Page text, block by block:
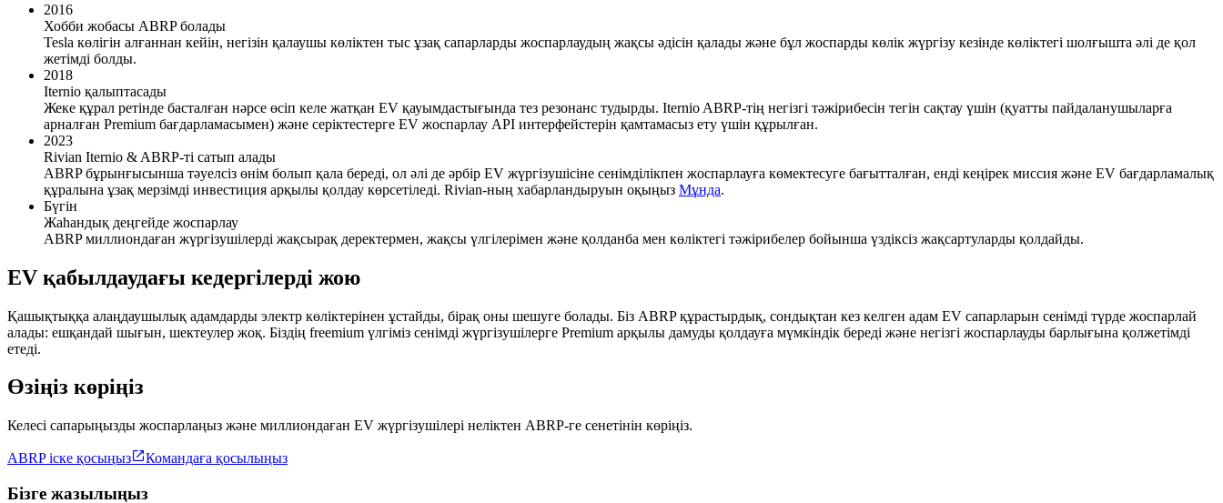
2016
Хобби жобасы ABRP болады
Tesla көлігін алғаннан кейін, негізін қалаушы көліктен тыс ұзақ сапарларды жоспарлаудың жақсы әдісін қалады және бұл жоспарды көлік жүргізу кезінде көліктегі шолғышта әлі де қол
жетімді болды.
2018
Iternio қалыптасады
Жеке құрал ретінде басталған нәрсе өсіп келе жатқан EV қауымдастығында тез резонанс тудырды. Iternio ABRP-тің негізгі тәжірибесін тегін сақтау үшін (қуатты пайдаланушыларға
арналған Premium бағдарламасымен) және серіктестерге EV жоспарлау API интерфейстерін қамтамасыз ету үшін құрылған.
2023
Rivian Iternio & ABRP-ті сатып алады
ABRP бұрынғысынша тәуелсіз өнім болып қала береді, ол әлі де әрбір EV жүргізушісіне сенімділікпен жоспарлауға көмектесуге бағытталған, енді кеңірек миссия және EV бағдарламалық
құралына ұзақ мерзімді инвестиция арқылы қолдау көрсетіледі. Rivian-ның хабарландыруын оқыңыз Мұнда.
Бүгін
Жаһандық деңгейде жоспарлау
ABRP миллиондаған жүргізушілерді жақсырақ деректермен, жақсы үлгілерімен және қолданба мен көліктегі тәжірибелер бойынша үздіксіз жақсартуларды қолдайды.
EV қабылдаудағы кедергілерді жою
Қашықтыққа алаңдаушылық адамдарды электр көліктерінен ұстайды, бірақ оны шешуге болады. Біз ABRP құрастырдық, сондықтан кез келген адам EV сапарларын сенімді түрде жоспарлай
алады: ешқандай шығын, шектеулер жоқ. Біздің freemium үлгіміз сенімді жүргізушілерге Premium арқылы дамуды қолдауға мүмкіндік береді және негізгі жоспарлауды барлығына қолжетімді
етеді.
Өзіңіз көріңіз
Келесі сапарыңызды жоспарлаңыз және миллиондаған EV жүргізушілері неліктен ABRP-ге сенетінін көріңіз.
ABRP іске қосыңызКомандаға қосылыңыз
Бізге жазылыңыз